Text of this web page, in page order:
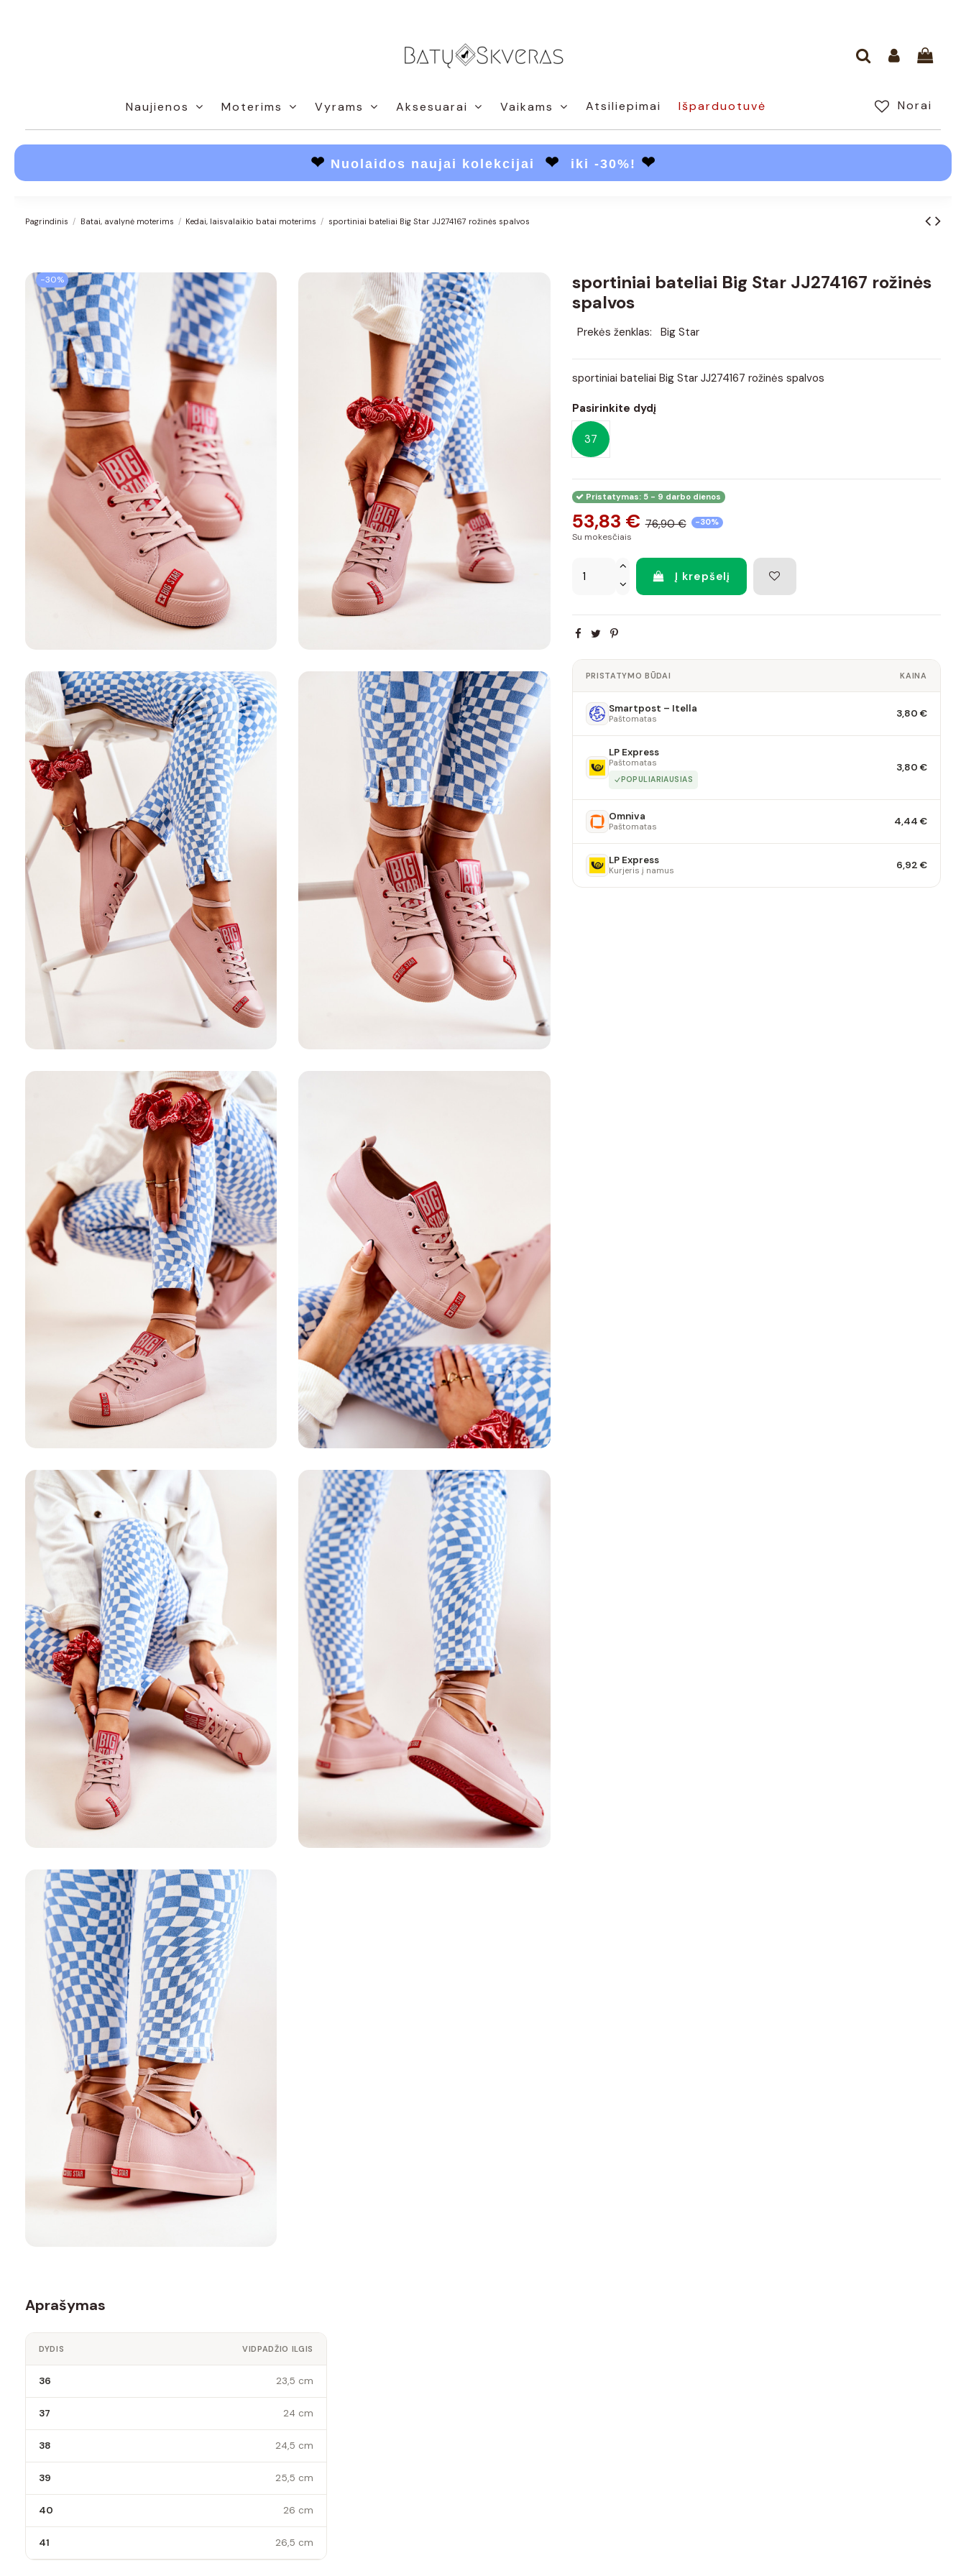
Naujienos Moterims Vyrams Aksesuarai Vaikams Atsiliepimai Norai
Išparduotuvė
❤ Nuolaidos naujai kolekcijai ❤ iki -30%! ❤
Pagrindinis Batai, avalynė moterims Kedai, laisvalaikio batai moterims sportiniai bateliai Big Star JJ274167 rožinės spalvos
−30%
sportiniai bateliai Big Star JJ274167 rožinės
spalvos
Prekės ženklas: Big Star
sportiniai bateliai Big Star JJ274167 rožinės spalvos
Pasirinkite dydį
37
Pristatymas: 5 - 9 darbo dienos
53,83 € 76,90 € -30%
Su mokesčiais
Į krepšelį
PRISTATYMO BŪDAI KAINA
Smartpost – Itella
Paštomatas 3,80 €
LP Express
Paštomatas
POPULIARIAUSIAS
3,80 €
Omniva
Paštomatas 4,44 €
LP Express
Kurjeris į namus 6,92 €
Aprašymas
DYDIS VIDPADŽIO ILGIS
36 23,5 cm
37 24 cm
38 24,5 cm
39 25,5 cm
40 26 cm
41 26,5 cm